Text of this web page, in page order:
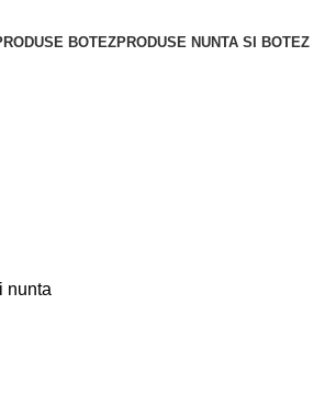
BOTEZPRODUSE NUNTA SI BOTEZ